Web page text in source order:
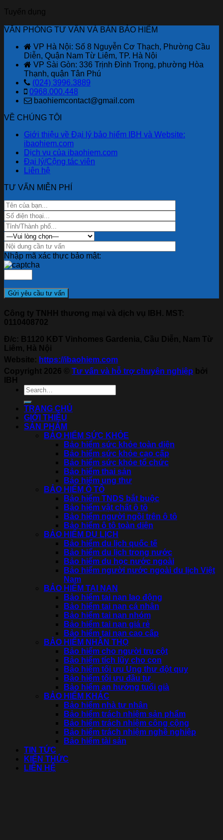
Việt
hiểm
Việt
mới
nhất
khách
với
ưu
đãi
lên
tỷ
dịp
80
quốc
Hiểm
Ninh
–
“Lá
Chắn
Số”
Trong
Thời
Đại
Lừa
Đảo
Công
Nghệ
Cao
Tuyển dụng
VĂN PHÒNG TƯ VẤN VÀ BÁN BẢO HIỂM
VP Hà Nội: Số 8 Nguyễn Cơ Thạch, Phường Cầu
Diễn, Quận Nam Từ Liêm, TP. Hà Nội
VP Sài Gòn: 336 Trịnh Đình Trọng, phường Hòa
Thạnh, quận Tân Phú
(024) 3996.3889
0968.000.448
baohiemcontact@gmail.com
VỀ CHÚNG TÔI
Giới thiệu về Đại lý bảo hiểm IBH và Website:
ibaohiem.com
Dịch vụ của ibaohiem.com
Đại lý/Cộng tác viên
Liên hệ
TƯ VẤN MIỄN PHÍ
Nhập mã xác thực bảo mật:
Công ty TNHH thương mại và dịch vụ IBH. MST:
0110408702
Đ/c: B1120 KĐT Vinhomes Gardenia, Cầu Diễn, Nam Từ
Liêm, Hà Nội
Website: https://ibaohiem.com
Copyright 2026 © Tư vấn và hỗ trợ chuyên nghiệp bởi
IBH
TRANG CHỦ
GIỚI THIỆU
SẢN PHẨM
BẢO HIỂM SỨC KHỎE
Bảo hiểm sức khỏe toàn diện
Bảo hiểm sức khỏe cao cấp
Bảo hiểm sức khỏe tổ chức
Bảo hiểm thai sản
Bảo hiểm ung thư
BẢO HIỂM Ô TÔ
Bảo hiểm TNDS bắt buộc
Bảo hiểm vật chất ô tô
Bảo hiểm người ngồi trên ô tô
Bảo hiểm ô tô toàn diện
BẢO HIỂM DU LỊCH
Bảo hiểm du lịch quốc tế
Bảo hiểm du lịch trong nước
Bảo hiểm du học nước ngoài
Bảo hiểm người nước ngoài du lịch Việt
Nam
BẢO HIỂM TAI NẠN
Bảo hiểm tai nạn lao động
Bảo hiểm tai nạn cá nhân
Bảo hiểm tai nạn nhóm
Bảo hiểm tai nạn giá rẻ
Bảo hiểm tai nạn cao cấp
BẢO HIỂM NHÂN THỌ
Bảo hiểm cho người trụ cột
Bảo hiểm tích lũy cho con
Bảo hiểm tối ưu Ung thư đột quỵ
Bảo hiểm tối ưu đầu tư
Bảo hiểm an hưởng tuổi già
BẢO HIỂM KHÁC
Bảo hiểm nhà tư nhân
Bảo hiểm trách nhiệm sản phẩm
Bảo hiểm trách nhiệm công cộng
Bảo hiểm trách nhiệm nghề nghiệp
Bảo hiểm tài sản
TIN TỨC
KIẾN THỨC
LIÊN HỆ